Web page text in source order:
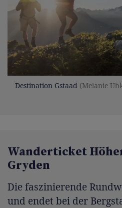
Destination Gstaad (Melanie
Wanderticket
Gryden
Die faszinierende
und endet bei der